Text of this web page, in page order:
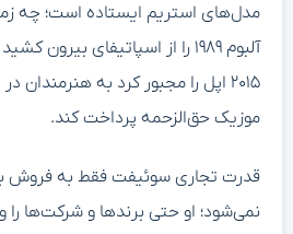
آلبوم ۱۹۸۹ را از اسپاتیفای
۲۰۱۵ اپل را مجبور کرد به هنرمندان
موزیک حق‌الزحمه پرداخت کند.
قدرت تجاری سوئیفت فقط به فروش
نمی‌شود؛ او حتی برندها و شرکت‌ها را